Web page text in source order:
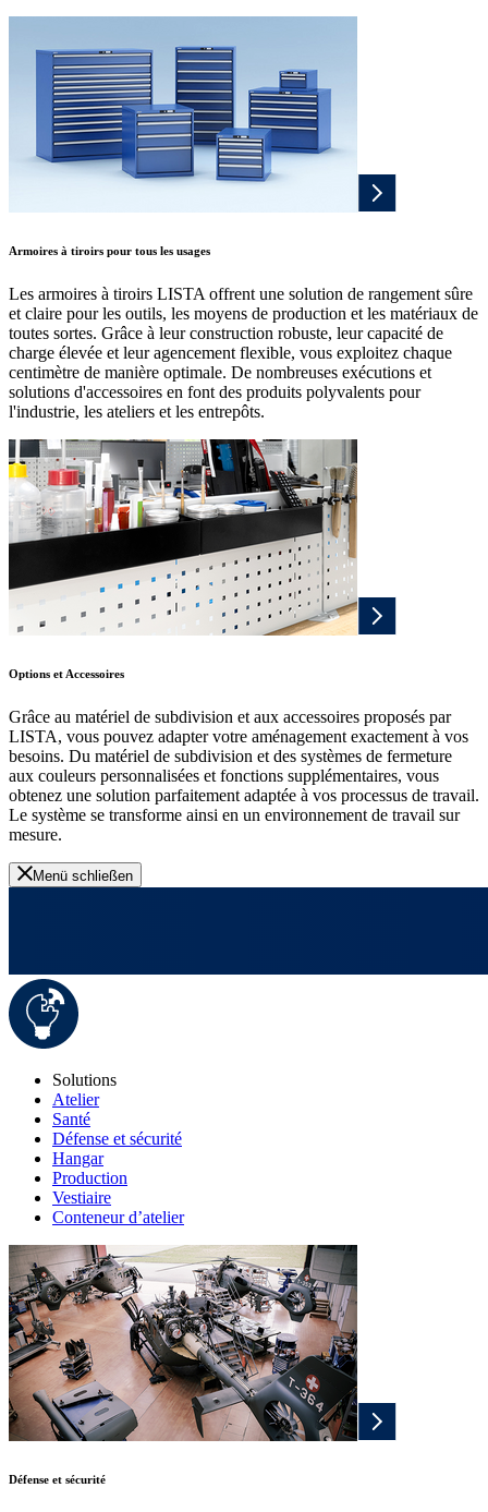
Armoires à tiroirs pour tous les usages
Les armoires à tiroirs LISTA offrent une solution de rangement sûre
et claire pour les outils, les moyens de production et les matériaux de
toutes sortes. Grâce à leur construction robuste, leur capacité de
charge élevée et leur agencement flexible, vous exploitez chaque
centimètre de manière optimale. De nombreuses exécutions et
solutions d'accessoires en font des produits polyvalents pour
l'industrie, les ateliers et les entrepôts.
Options et Accessoires
Grâce au matériel de subdivision et aux accessoires proposés par
LISTA, vous pouvez adapter votre aménagement exactement à vos
besoins. Du matériel de subdivision et des systèmes de fermeture
aux couleurs personnalisées et fonctions supplémentaires, vous
obtenez une solution parfaitement adaptée à vos processus de travail.
Le système se transforme ainsi en un environnement de travail sur
mesure.
Menü schließen
Solutions
Atelier
Santé
Défense et sécurité
Hangar
Production
Vestiaire
Conteneur d’atelier
Défense et sécurité